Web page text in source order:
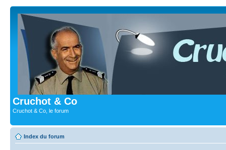
Cruchot & Co
Cruchot & Co, le forum
Index du forum